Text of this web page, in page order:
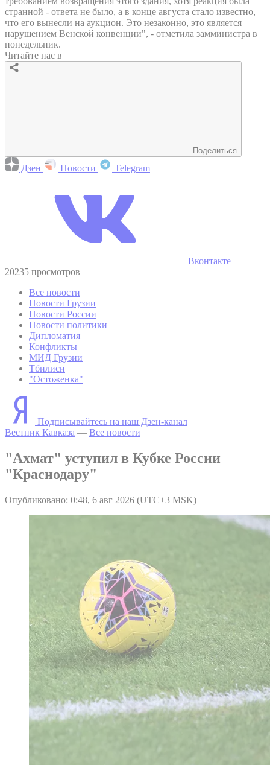
странной - ответа не было, а в конце августа стало известно,
что его вынесли на аукцион. Это незаконно, это является
нарушением Венской конвенции", - отметила замминистра в
понедельник.
Читайте нас в
Поделиться
Дзен Новости Telegram
Вконтакте
20235 просмотров
Все новости
Новости Грузии
Новости России
Новости политики
Дипломатия
Конфликты
МИД Грузии
Тбилиси
"Остоженка"
Подписывайтесь на наш Дзен-канал
Вестник Кавказа — Все новости
"Ахмат" уступил в Кубке России
"Краснодару"
Опубликовано: 0:48, 6 авг 2026 (UTC+3 MSK)